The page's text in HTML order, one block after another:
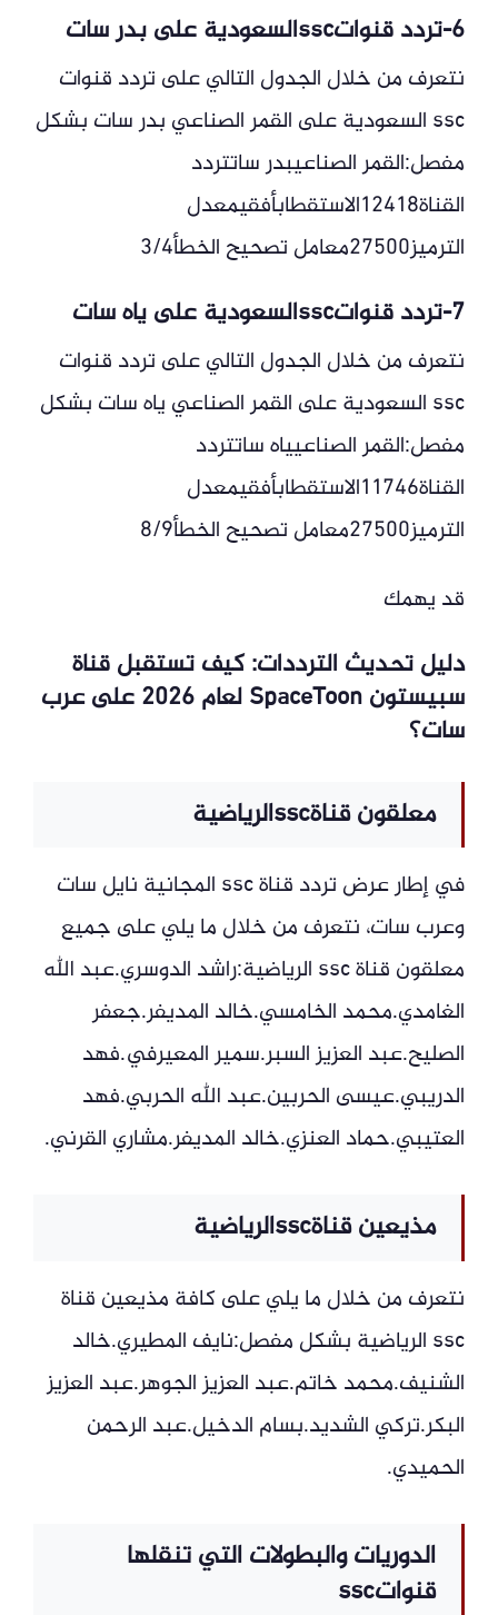
6-تردد قنواتsscالسعودية على بدر سات
نتعرف من خلال الجدول التالي على تردد قنوات
ssc السعودية على القمر الصناعي بدر سات بشكل
مفصل:القمر الصناعيبدر ساتتردد
القناة12418الاستقطابأفقيمعدل
الترميز27500معامل تصحيح الخطأ3/4
7-تردد قنواتsscالسعودية على ياه سات
نتعرف من خلال الجدول التالي على تردد قنوات
ssc السعودية على القمر الصناعي ياه سات بشكل
مفصل:القمر الصناعيياه ساتتردد
القناة11746الاستقطابأفقيمعدل
الترميز27500معامل تصحيح الخطأ8/9
قد يهمك
دليل تحديث الترددات: كيف تستقبل قناة
سبيستون SpaceToon لعام 2026 على عرب
سات؟
معلقون قناةsscالرياضية
في إطار عرض تردد قناة ssc المجانية نايل سات
وعرب سات، نتعرف من خلال ما يلي على جميع
معلقون قناة ssc الرياضية:راشد الدوسري.عبد الله
الغامدي.محمد الخامسي.خالد المديفر.جعفر
الصليح.عبد العزيز السبر.سمير المعيرفي.فهد
الدريبي.عيسى الحربين.عبد الله الحربي.فهد
العتيبي.حماد العنزي.خالد المديفر.مشاري القرني.
مذيعين قناةsscالرياضية
نتعرف من خلال ما يلي على كافة مذيعين قناة
ssc الرياضية بشكل مفصل:نايف المطيري.خالد
الشنيف.محمد خاتم.عبد العزيز الجوهر.عبد العزيز
البكر.تركي الشديد.بسام الدخيل.عبد الرحمن
الحميدي.
الدوريات والبطولات التي تنقلها
قنواتssc